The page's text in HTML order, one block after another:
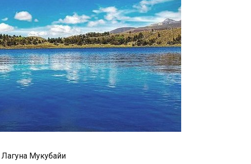
Лагуна Мукубайи